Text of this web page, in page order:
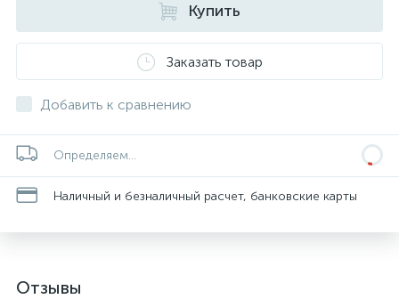
Купить
Заказать товар
Добавить к сравнению
Определяем...
Наличный и безналичный расчет, банковские карты
Отзывы